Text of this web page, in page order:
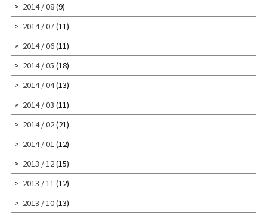
2014 / 08(9)
2014 / 07(11)
2014 / 06(11)
2014 / 05 (18)
2014 / 04(13)
2014 / 03 (11)
2014 / 02(21)
2014 / 01 (12)
2013 / 12(15)
2013 / 11 (12)
2013 / 10(13)